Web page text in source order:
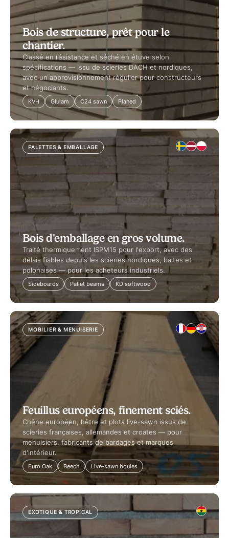
Bois de structure, prêt pour le
chantier.
Classé en résistance et séché en étuve selon
spécifications — issu de scieries DACH et nordiques,
avec un approvisionnement régulier pour constructeurs
et négociants.
KVH Glulam C24 sawn Planed
PALETTES & EMBALLAGE
Bois d'emballage en gros volume.
Traité thermiquement ISPM15 pour l'export, avec des
délais fiables depuis les scieries nordiques, baltes et
polonaises — pour les acheteurs industriels.
Sideboards Pallet beams KD softwood
MOBILIER & MENUISERIE
Feuillus européens, finement sciés.
Chêne européen, hêtre et plots live-sawn issus de
scieries françaises, allemandes et croates — pour
menuisiers, fabricants de bardages et marques
d'intérieur.
Euro Oak Beech Live-sawn boules
EXOTIQUE & TROPICAL